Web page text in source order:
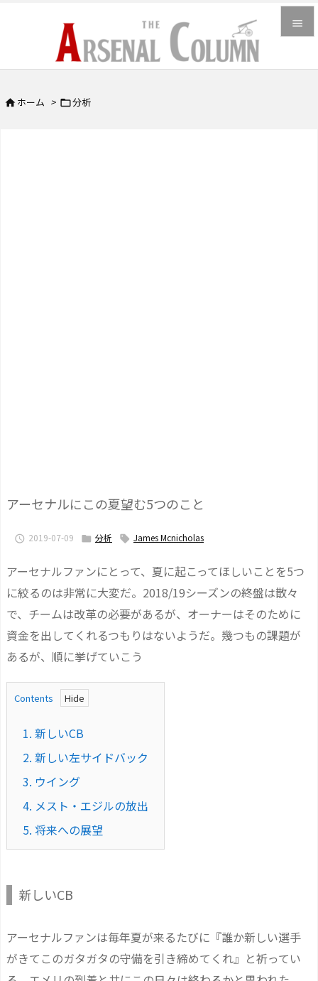

メニュ
 ホーム > 分析
アーセナルにこの夏望む5つのこと
 2019-07-09  分析  James Mcnicholas
アーセナルファンにとって、夏に起こってほしいことを5つ
に絞るのは非常に大変だ。2018/19シーズンの終盤は散々
で、チームは改革の必要があるが、オーナーはそのために
資金を出してくれるつもりはないようだ。幾つもの課題が
あるが、順に挙げていこう
Contents
1. 新しいCB
2. 新しい左サイドバック
3. ウイング
4. メスト・エジルの放出
5. 将来への展望
新しいCB
アーセナルファンは毎年夏が来るたびに『誰か新しい選手
がきてこのガタガタの守備を引き締めてくれ』と祈ってい